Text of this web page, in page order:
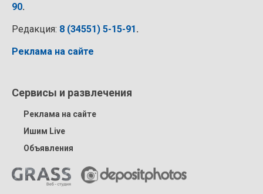
90.
Редакция: 8 (34551) 5-15-91.
Реклама на сайте
Сервисы и развлечения
Реклама на сайте
Ишим Live
Объявления